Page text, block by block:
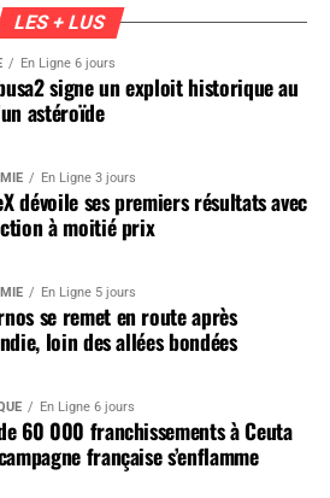
LES + LUS
En Ligne 6 jours
signe un exploit historique au
astéroïde
En Ligne 3 jours
dévoile ses premiers résultats avec
à moitié prix
En Ligne 5 jours
se remet en route après
loin des allées bondées
En Ligne 6 jours
60 000 franchissements à Ceuta
française s’enflamme